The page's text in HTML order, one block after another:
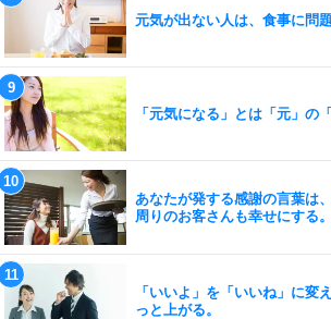
元気が出ない人は、食事に問
「元気になる」とは「元」の
あなたが発する感謝の言葉は
周りのお客さんも幸せにする。
「いいよ」を「いいね」に変
っと上がる。